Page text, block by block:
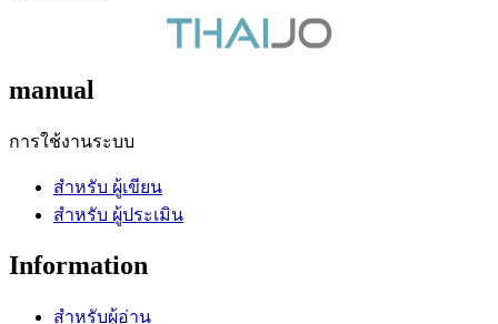
manual
การใช้งานระบบ
สำหรับ ผู้เขียน
สำหรับ ผู้ประเมิน
Information
สำหรับผู้อ่าน